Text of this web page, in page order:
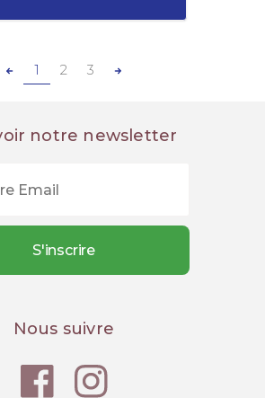
1 2 3
notre newsletter
Nous suivre